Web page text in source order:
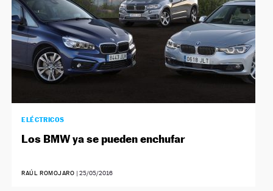
ELÉCTRICOS
Los BMW ya se pueden enchufar
RAÚL ROMOJARO | 25/05/2016